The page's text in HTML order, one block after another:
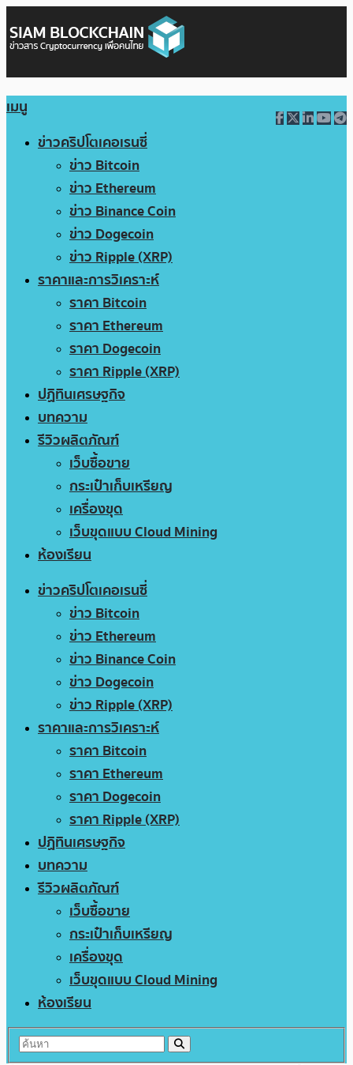
เมนู
ข่าวคริปโตเคอเรนซี่
ข่าว Bitcoin
ข่าว Ethereum
ข่าว Binance Coin
ข่าว Dogecoin
ข่าว Ripple (XRP)
ราคาและการวิเคราะห์
ราคา Bitcoin
ราคา Ethereum
ราคา Dogecoin
ราคา Ripple (XRP)
ปฏิทินเศรษฐกิจ
บทความ
รีวิวผลิตภัณฑ์
เว็บซื้อขาย
กระเป๋าเก็บเหรียญ
เครื่องขุด
เว็บขุดแบบ Cloud Mining
ห้องเรียน
ข่าวคริปโตเคอเรนซี่
ข่าว Bitcoin
ข่าว Ethereum
ข่าว Binance Coin
ข่าว Dogecoin
ข่าว Ripple (XRP)
ราคาและการวิเคราะห์
ราคา Bitcoin
ราคา Ethereum
ราคา Dogecoin
ราคา Ripple (XRP)
ปฏิทินเศรษฐกิจ
บทความ
รีวิวผลิตภัณฑ์
เว็บซื้อขาย
กระเป๋าเก็บเหรียญ
เครื่องขุด
เว็บขุดแบบ Cloud Mining
ห้องเรียน